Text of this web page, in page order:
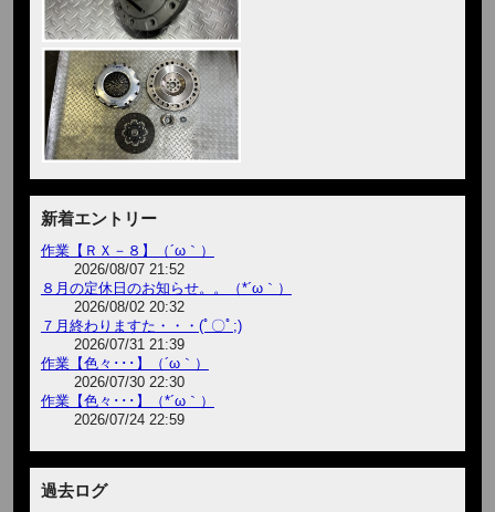
新着エントリー
作業【ＲＸ－８】（´ω｀）
2026/08/07 21:52
８月の定休日のお知らせ。。（*´ω｀）
2026/08/02 20:32
７月終わりますた・・・(ﾟ〇ﾟ;)
2026/07/31 21:39
作業【色々･･･】（´ω｀）
2026/07/30 22:30
作業【色々･･･】（*´ω｀）
2026/07/24 22:59
過去ログ